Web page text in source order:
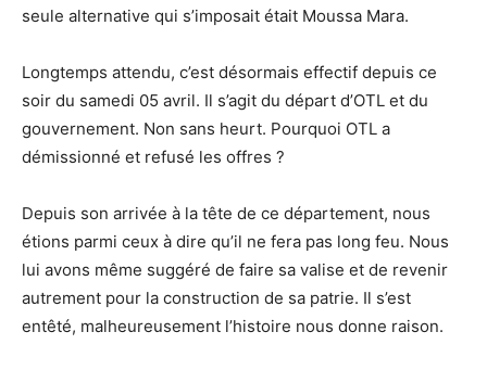
seule alternative qui s’imposait était Moussa Mara.
Longtemps attendu, c’est désormais effectif depuis ce
soir du samedi 05 avril. Il s’agit du départ d’OTL et du
gouvernement. Non sans heurt. Pourquoi OTL a
démissionné et refusé les offres ?
Depuis son arrivée à la tête de ce département, nous
étions parmi ceux à dire qu’il ne fera pas long feu. Nous
lui avons même suggéré de faire sa valise et de revenir
autrement pour la construction de sa patrie. Il s’est
entêté, malheureusement l’histoire nous donne raison.